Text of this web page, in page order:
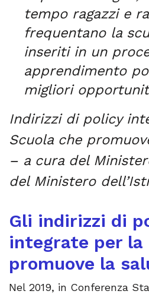
tempo ragazzi e
frequentano la
inseriti in un
apprendimento
migliori
Indirizzi di policy
Scuola che
– a cura del
del Ministero
Gli indirizzi di
integrate per la
promuove la
Nel 2019, in Conferenza